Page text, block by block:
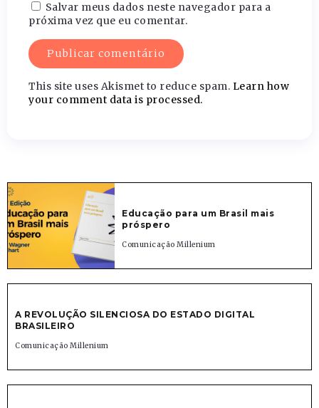
Salvar meus dados neste navegador para a
próxima vez que eu comentar.
This site uses Akismet to reduce spam. Learn how
your comment data is processed.
Educação para um Brasil mais
próspero
Comunicação Millenium
A REVOLUÇÃO SILENCIOSA DO ESTADO DIGITAL
BRASILEIRO
Comunicação Millenium